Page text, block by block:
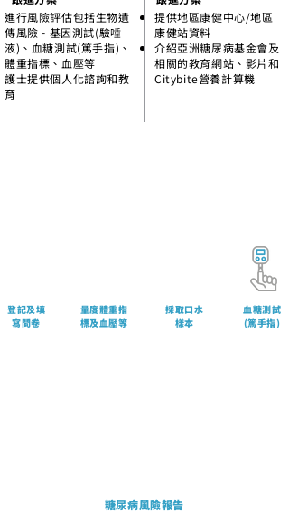
進行風險評估包括生物遺
傳風險 - 基因測試(驗唾
液)、血糖測試(篤手指)、
體重指標、血壓等
護士提供個人化諮詢和教
育
提供地區康健中心/地區
康健站資料
​介紹亞洲糖尿病基金會及
相關的教育網站、影片和
Citybite營養計算機
​登記及填
寫問卷
量度體重指
標及血壓等
採取口水
樣本
​血糖測試
(篤手指)
糖尿病風險報告